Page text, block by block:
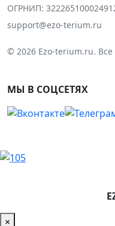
ОГРНИП:
support@ezo-terium.ru
© 2026 Ezo-terium.ru.
МЫ В СОЦСЕТЯХ
×